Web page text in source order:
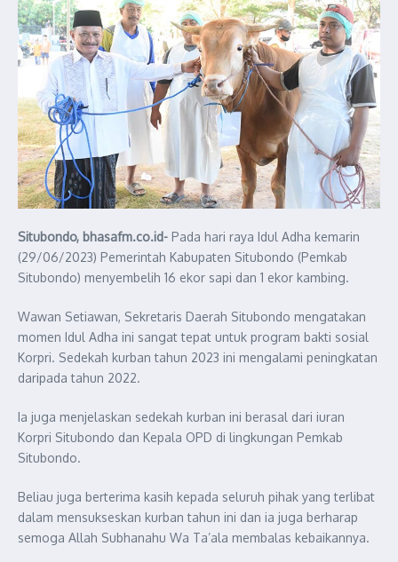
Situbondo, bhasafm.co.id- Pada hari raya Idul Adha kemarin
(29/06/2023) Pemerintah Kabupaten Situbondo (Pemkab
Situbondo) menyembelih 16 ekor sapi dan 1 ekor kambing.
Wawan Setiawan, Sekretaris Daerah Situbondo mengatakan
momen Idul Adha ini sangat tepat untuk program bakti sosial
Korpri. Sedekah kurban tahun 2023 ini mengalami peningkatan
daripada tahun 2022.
Ia juga menjelaskan sedekah kurban ini berasal dari iuran
Korpri Situbondo dan Kepala OPD di lingkungan Pemkab
Situbondo.
Beliau juga berterima kasih kepada seluruh pihak yang terlibat
dalam mensukseskan kurban tahun ini dan ia juga berharap
semoga Allah Subhanahu Wa Ta’ala membalas kebaikannya.